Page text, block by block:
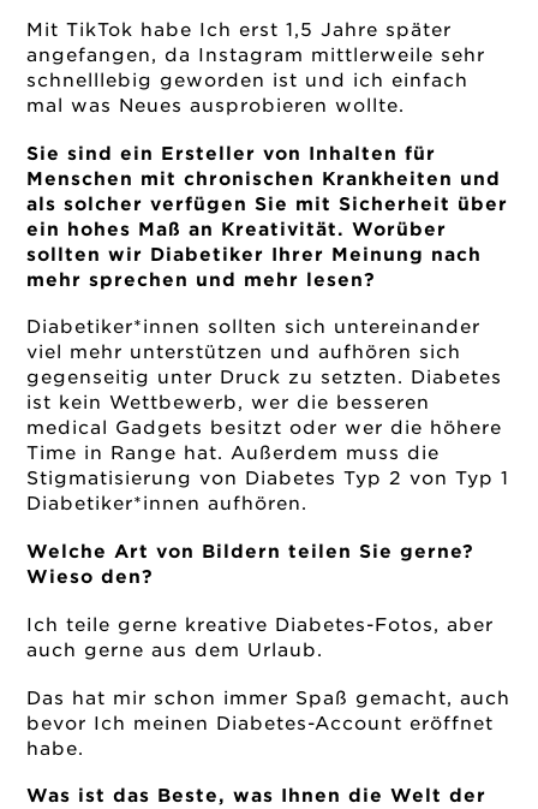
Mit TikTok habe Ich erst 1,5 Jahre später
angefangen, da Instagram mittlerweile sehr
schnelllebig geworden ist und ich einfach
mal was Neues ausprobieren wollte.
Sie sind ein Ersteller von Inhalten für
Menschen mit chronischen Krankheiten und
als solcher verfügen Sie mit Sicherheit über
ein hohes Maß an Kreativität. Worüber
sollten wir Diabetiker Ihrer Meinung nach
mehr sprechen und mehr lesen?
Diabetiker*innen sollten sich untereinander
viel mehr unterstützen und aufhören sich
gegenseitig unter Druck zu setzten. Diabetes
ist kein Wettbewerb, wer die besseren
medical Gadgets besitzt oder wer die höhere
Time in Range hat. Außerdem muss die
Stigmatisierung von Diabetes Typ 2 von Typ 1
Diabetiker*innen aufhören.
Welche Art von Bildern teilen Sie gerne?
Wieso den?
Ich teile gerne kreative Diabetes-Fotos, aber
auch gerne aus dem Urlaub.
Das hat mir schon immer Spaß gemacht, auch
bevor Ich meinen Diabetes-Account eröffnet
habe.
Was ist das Beste, was Ihnen die Welt der